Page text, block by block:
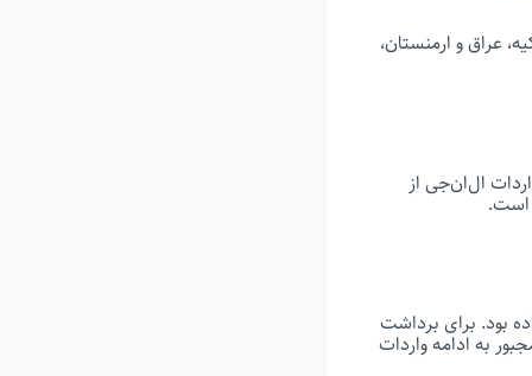
عراق و ارمنستان،
واردات ال‌ان‌جی از
است.
بود. برای برداشت
مجبور به ادامه واردات